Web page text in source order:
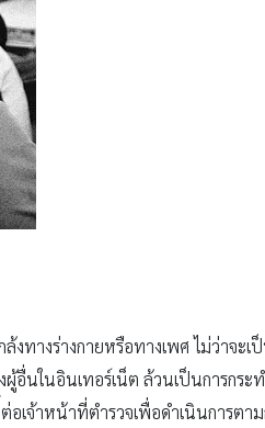
ทางร่างกายหรือทางเพศ ไม่ว่าจะเ
อื่นในอินเทอร์เน็ต ล้วนเป็นการกร
อเจ้าหน้าที่ตำรวจเพื่อดำเนินการตา